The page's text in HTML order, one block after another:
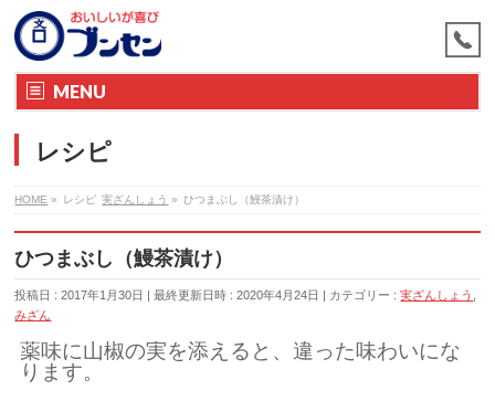
MENU
レシピ
HOME » レシピ 実ざんしょう » ひつまぶし（鰻茶漬け）
ひつまぶし（鰻茶漬け）
投稿日 : 2017年1月30日 最終更新日時 : 2020年4月24日 カテゴリー :実ざんしょう
みざん
薬味に山椒の実を添えると、違った味わいにな
ります。